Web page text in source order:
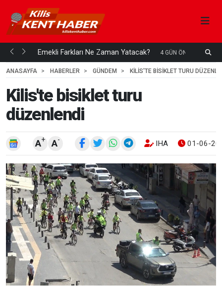
mi... Emekli Farkları Ne Zaman Yatacak? 4 GÜN ÖNCE
ANASAYFA
HABERLER GÜNDEM KILIS'TE BISIKLET TURU
Kilis'te bisiklet turu
düzenlendi
A+ A- IHA 01-06-